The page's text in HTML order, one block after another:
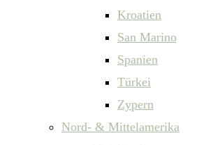
Kroatien
San Marino
Spanien
Türkei
Zypern
Nord- & Mittelamerika